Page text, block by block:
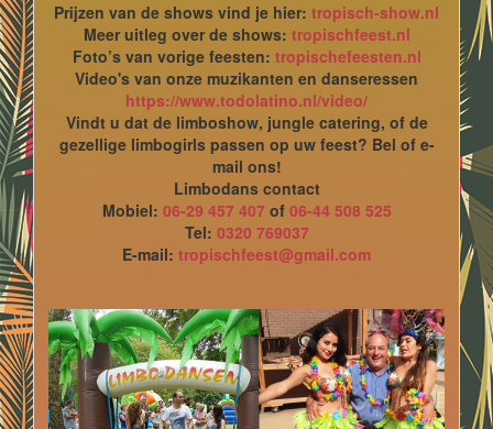
Prijzen van de shows vind je hier: tropisch-show.nl
Meer uitleg over de shows: tropischfeest.nl
Foto’s van vorige feesten: tropischefeesten.nl
Video's van onze muzikanten en danseressen
https://www.todolatino.nl/video/
Vindt u dat de limboshow, jungle catering, of de
gezellige limbogirls passen op uw feest? Bel of e-
mail ons!
Limbodans contact
Mobiel: 06-29 457 407of 06-44 508 525
Tel: 0320 769037
E-mail: tropischfeest@gmail.com